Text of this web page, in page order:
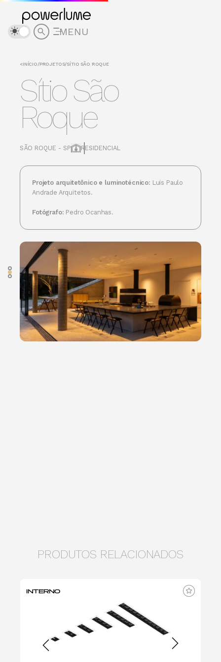
MENU
<INÍCIO/PROJETOS/SÍTIO SÃO ROQUE
Sítio São
Roque
SÃO ROQUE - SP RESIDENCIAL
Projeto arquitetônico e luminotécnico: Luis Paulo
Andrade Arquitetos.
Fotógrafo: Pedro Ocanhas.
PRODUTOS RELACIONADOS
INTERNO